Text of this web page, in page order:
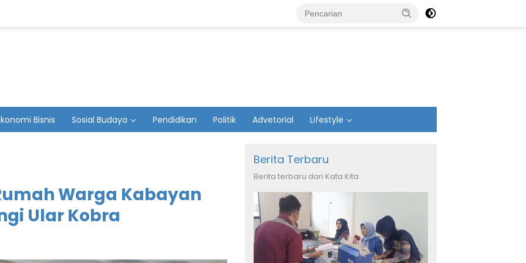
Bisnis Sosial Budaya Pendidikan Politik Advetorial Lifestyle
Warga Kabayan
Ular Kobra
Berita Terbaru
Berita terbaru dari Kata Kita